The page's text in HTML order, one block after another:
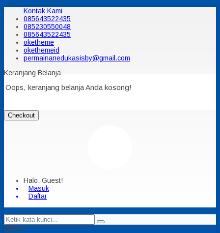
Kontak Kami
085643522435
085230550048
085643522435
oketheme
okethemeid
permainanedukasisby@gmail.com
Keranjang Belanja
Oops, keranjang belanja Anda kosong!
Checkout
Halo, Guest!
Masuk
Daftar
MENU